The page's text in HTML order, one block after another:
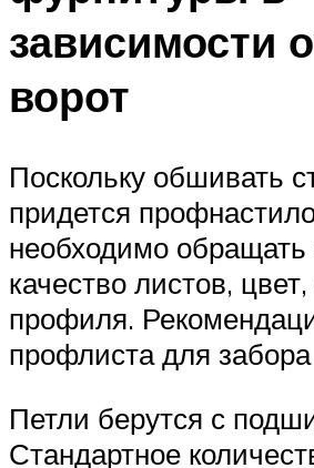
зависимости
ворот
Поскольку обшивать
придется
необходимо
качество листов,
профиля.
профлиста для забора
Петли берутся с
Стандартное